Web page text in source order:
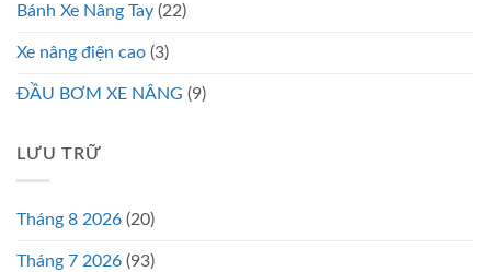
Bánh Xe Nâng Tay (22)
Xe nâng điện cao (3)
ĐẦU BƠM XE NÂNG (9)
LƯU TRỮ
Tháng 8 2026 (20)
Tháng 7 2026 (93)